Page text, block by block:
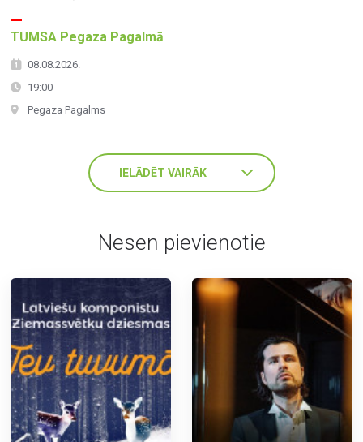
TUMSA Pegaza Pagalmā
08.08.2026.
19:00
Pegaza Pagalms
IELĀDĒT VAIRĀK
Nesen pievienotie